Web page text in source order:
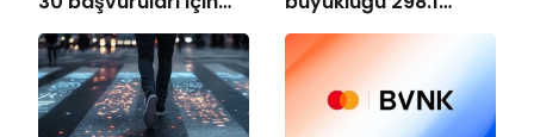
son dönemece girildi!
milyar TL’ye ulaştı